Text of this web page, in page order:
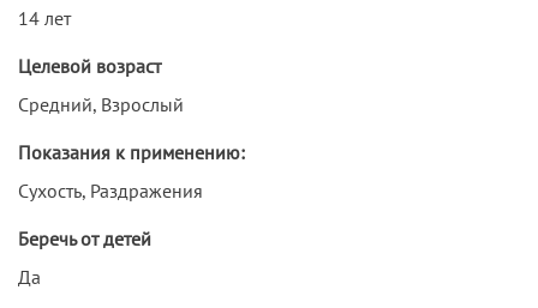
14 лет
Целевой возраст
Средний, Взрослый
Показания к применению:
Сухость, Раздражения
Беречь от детей
Да